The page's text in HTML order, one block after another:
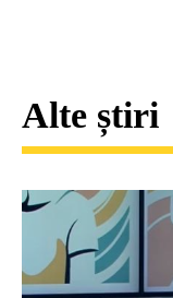
Alte știri